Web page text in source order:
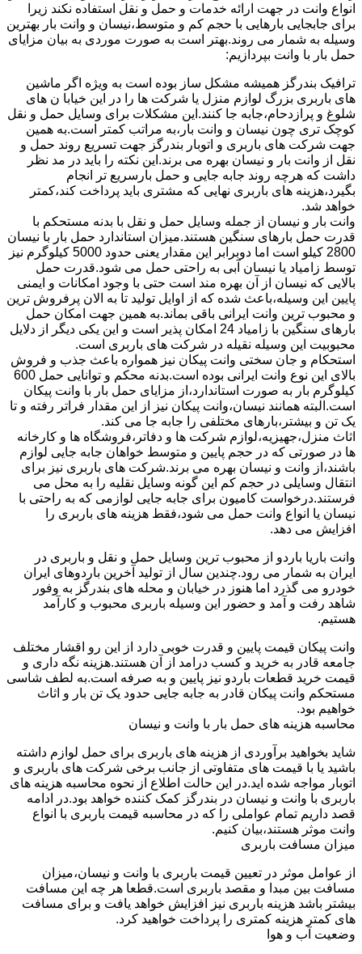
انواع وانت در جهت ارائه خدمات و حمل و نقل استفاده نکند زیرا
برای جابجایی بارهایی با حجم کم و متوسط،نیسان و وانت بار بهترین
وسیله به شمار می روند.بهتر است به صورت موردی به بیان مزایای
حمل بار با وانت بپردازیم:
ترافیک بندرگز همیشه مشکل ساز بوده است به ویژه اگر ماشین
های باربری بزرگ لوازم منزل یا شرکت ها را در این خیابا ن های
شلوغ و پرازدحام،جابه جا کنند.این مشکلات برای وسایل حمل و نقل
کوچک تری چون نیسان و وانت بار،به مراتب کمتر است.به همین
جهت شرکت های باربری و اتوبار بندرگز جهت تسریع روند حمل و
نقل از وانت بار و نیسان بهره می برند.این نکته را باید در مد نظر
داشت که هرچه روند جابه جایی و حمل بارسریع تر انجام
بگیرد،هزینه های باربری نهایی که مشتری باید پرداخت کند،کمتر
خواهد شد.
وانت بار و نیسان از جمله وسایل حمل و نقل با بدنه مستحکم با
قدرت حمل بارهای سنگین هستند.میزان استاندارد حمل بار با نیسان
2800 کیلو است اما دوبرابر این مقدار یعنی حدود 5000 کیلوگرم نیز
توسط زامیاد یا نیسان آبی به راحتی حمل می شود.قدرت حمل
بالایی که نیسان از آن بهره مند است حتی با وجود امکانات و ایمنی
پایین این وسیله،باعث شده که از اوایل تولید تا به الان پرفروش ترین
و محبوب ترین وانت ایرانی باقی بماند.به همین جهت امکان حمل
بارهای سنگین با زامیاد 24 امکان پذیر است و این یکی دیگر از دلایل
محبوبیت این وسیله نقیله در شرکت های باربری است.
استحکام و جان سختی وانت پیکان نیز همواره باعث جذب و فروش
بالای این نوع وانت ایرانی بوده است.بدنه محکم و توانایی حمل 600
کیلوگرم بار به صورت استاندارد،از مزایای حمل بار با وانت پیکان
است.البته همانند نیسان،وانت پیکان نیز از این مقدار فراتر رفته و تا
یک تن و بیشتر،بارهای مختلفی را جابه جا می کند.
اثاث منزل،جهیزیه،لوازم شرکت ها و دفاتر،فروشگاه ها و کارخانه
ها در صورتی که در حجم پایین و متوسط خواهان جابه جایی لوازم
باشند،از وانت و نیسان بهره می برند.شرکت های باربری نیز برای
انتقال وسایلی در حجم کم این گونه وسایل نقلیه را به محل می
فرستند.درخواست کامیون برای جابه جایی لوازمی که به راحتی با
نیسان یا انواع وانت حمل می شود،فقط هزینه های باربری را
افزایش می دهد.
وانت باریا باردو از محبوب ترین وسایل حمل و نقل و باربری در
ایران به شمار می رود.چندین سال از تولید آخرین باردوهای ایران
خودرو می گذرد اما هنوز در خیابان و محله های بندرگز به وفور
شاهد رفت و آمد و حضور این وسیله باربری محبوب و کارآمد
هستیم.
وانت پیکان قیمت پایین و قدرت خوبی دارد از این رو اقشار مختلف
جامعه قادر به خرید و کسب درامد از آن هستند.هزینه نگه داری و
قیمت خرید قطعات باردو نیز پایین و به صرفه است.به لطف شاسی
مستحکم وانت پیکان قادر به جابه جایی حدود یک تن بار و اثاث
خواهیم بود.
محاسبه هزینه های حمل بار با وانت و نیسان
شاید بخواهید برآوردی از هزینه های باربری برای حمل لوازم داشته
باشید یا با قیمت های متفاوتی از جانب برخی شرکت های باربری و
اتوبار مواجه شده اید.در این حالت اطلاع از نحوه محاسبه هزینه های
باربری با وانت و نیسان در بندرگز کمک کننده خواهد بود.در ادامه
قصد داریم تمام عواملی را که در محاسبه قیمت باربری با انواع
وانت موثر هستند،بیان کنیم.
میزان مسافت باربری
از عوامل موثر در تعیین قیمت باربری با وانت و نیسان،میزان
مسافت بین مبدا و مقصد باربری است.قطعا هر چه این مسافت
بیشتر باشد هزینه باربری نیز افزایش خواهد یافت و برای مسافت
های کمتر هزینه کمتری را پرداخت خواهید کرد.
وضعیت آب و هوا